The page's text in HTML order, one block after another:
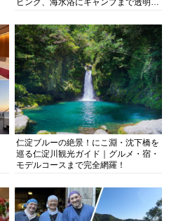
ビング、海水浴にキャンプまで透明度
仁淀ブルーの絶景！にこ淵・沈下橋を
巡る仁淀川観光ガイド｜グルメ・宿・
モデルコースまで完全網羅！